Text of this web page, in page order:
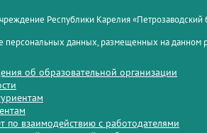
Республики Карелия
данных, размещенных на данном
об образовательной организации
по взаимодействию с работодателями